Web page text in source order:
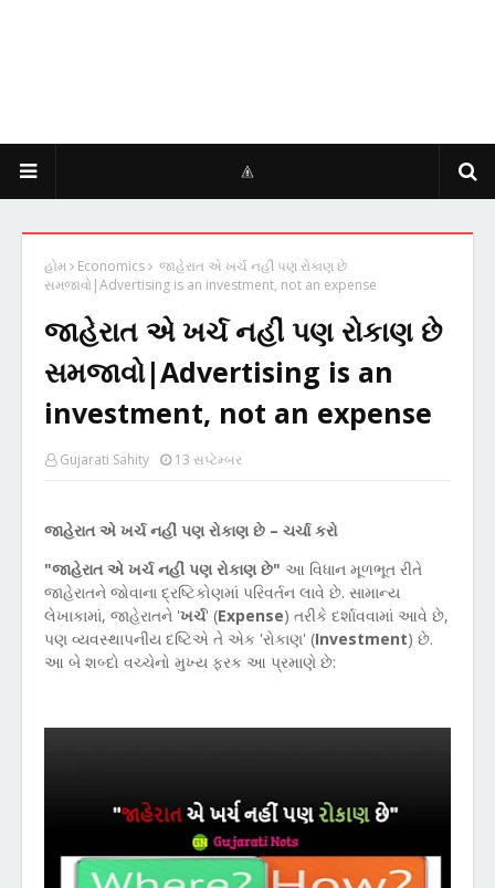
હોમ Economics
જાહેરાત એ ખર્ચ નહીં પણ રોકાણ છે
સમજાવો|Advertising is an investment, not an expense
જાહેરાત એ ખર્ચ નહીં પણ રોકાણ છે
સમજાવો|Advertising is an
investment, not an expense
Gujarati Sahity 13 સપ્ટેમ્બર
જાહેરાત એ ખર્ચ નહીં પણ રોકાણ છે – ચર્ચા કરો
"જાહેરાત એ ખર્ચ નહીં પણ રોકાણ છે" આ વિધાન મૂળભૂત રીતે
જાહેરાતને જોવાના દ્રષ્ટિકોણમાં પરિવર્તન લાવે છે. સામાન્ય
લેખાકામાં, જાહેરાતને 'ખર્ચ' (Expense) તરીકે દર્શાવવામાં આવે છે,
પણ વ્યવસ્થાપનીય દષ્ટિએ તે એક 'રોકાણ' (Investment) છે.
આ બે શબ્દો વચ્ચેનો મુખ્ય ફરક આ પ્રમાણે છે: